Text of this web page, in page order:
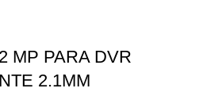
MP PARA DVR
2.1MM